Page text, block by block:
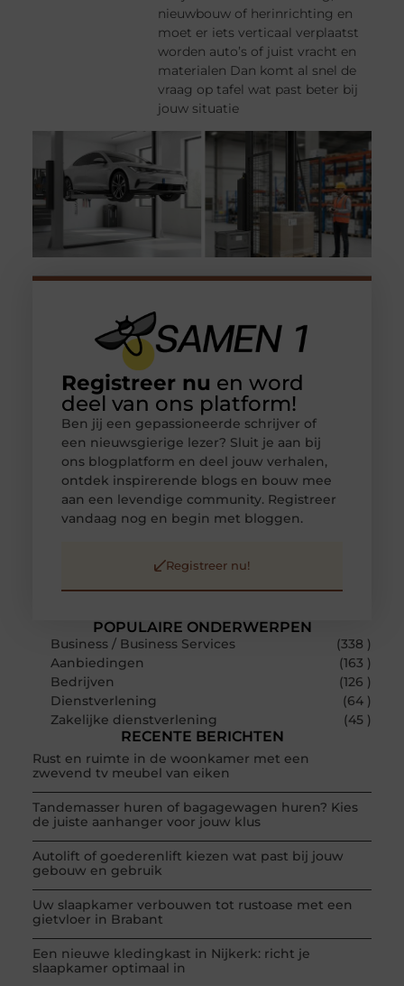
nieuwbouw of herinrichting en
moet er iets verticaal verplaatst
worden auto’s of juist vracht en
materialen Dan komt al snel de
vraag op tafel wat past beter bij
jouw situatie
POPULAIRE ONDERWERPEN
Business / Business Services
(338 )
Aanbiedingen
(163 )
Bedrijven
(126 )
Dienstverlening
(64 )
Zakelijke dienstverlening
(45 )
RECENTE BERICHTEN
Rust en ruimte in de woonkamer met een
zwevend tv meubel van eiken
Tandemasser huren of bagagewagen huren? Kies
de juiste aanhanger voor jouw klus
Autolift of goederenlift kiezen wat past bij jouw
gebouw en gebruik
Uw slaapkamer verbouwen tot rustoase met een
gietvloer in Brabant
Een nieuwe kledingkast in Nijkerk: richt je
slaapkamer optimaal in
Registreer nu en word
deel van ons platform!
Ben jij een gepassioneerde schrijver of
een nieuwsgierige lezer? Sluit je aan bij
ons blogplatform en deel jouw verhalen,
ontdek inspirerende blogs en bouw mee
aan een levendige community. Registreer
vandaag nog en begin met bloggen.
Registreer nu!